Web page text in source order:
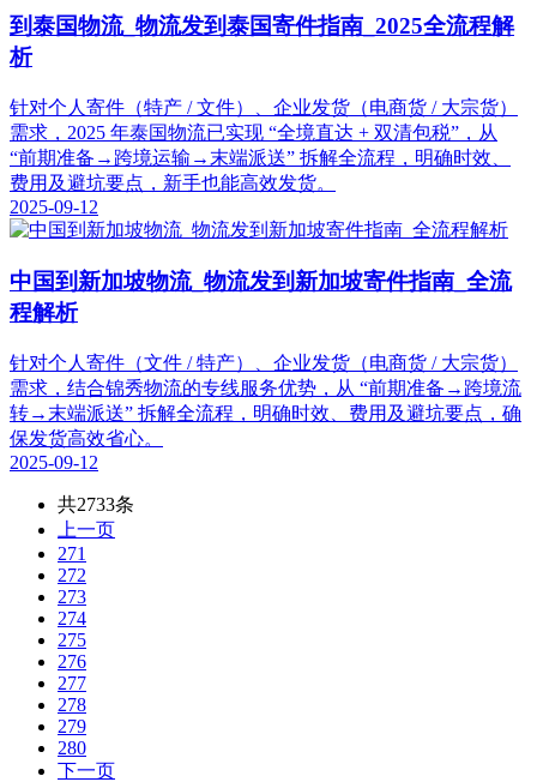
到泰国物流_物流发到泰国寄件指南_2025全流程解
析
针对个人寄件（特产 / 文件）、企业发货（电商货 / 大宗货）
需求，2025 年泰国物流已实现 “全境直达 + 双清包税”，从
“前期准备→跨境运输→末端派送” 拆解全流程，明确时效、
费用及避坑要点，新手也能高效发货。
2025-09-12
中国到新加坡物流_物流发到新加坡寄件指南_全流
程解析
针对个人寄件（文件 / 特产）、企业发货（电商货 / 大宗货）
需求，结合锦秀物流的专线服务优势，从 “前期准备→跨境流
转→末端派送” 拆解全流程，明确时效、费用及避坑要点，确
保发货高效省心。
2025-09-12
共2733条
上一页
271
272
273
274
275
276
277
278
279
280
下一页